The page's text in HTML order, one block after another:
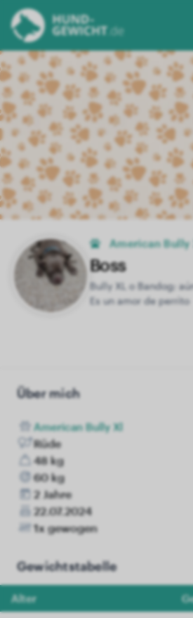
American Bully
Boss
Bully XL o Bandog;
Es un amor de perrito
Über mich
American Bully Xl
Rüde
48 kg
60 kg
2 Jahre
22.07.2024
1x gewogen
Gewichtstabelle
Alter